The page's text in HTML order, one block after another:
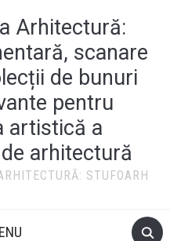
Arhitectură:
scanare
de bunuri
pentru
artistică a
arhitectură
STUFOARH